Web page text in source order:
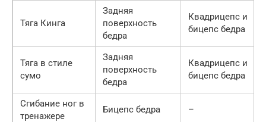
Тяга Кинга
Задняя
поверхность
бедра
Квадрицепс и
бицепс бедра
Тяга в стиле
сумо
Задняя
поверхность
бедра
Квадрицепс и
бицепс бедра
Сгибание ног в
тренажере
Бицепс бедра –